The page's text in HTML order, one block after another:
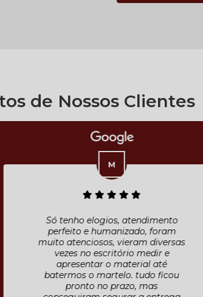
de Nossos Clientes
elogios, atendimento
e humanizado, foram
atenciosos, vieram diversas
no escritório medir e
o material até
o martelo. tudo ficou
pronto no prazo, mas